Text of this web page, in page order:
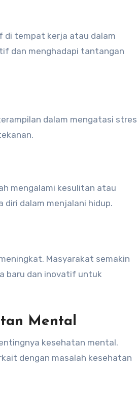
di tempat kerja atau dalam
dan menghadapi tantangan
dalam mengatasi stres
mengalami kesulitan atau
diri dalam menjalani hidup.
Masyarakat semakin
baru dan inovatif untuk
Mental
kesehatan mental.
dengan masalah kesehatan